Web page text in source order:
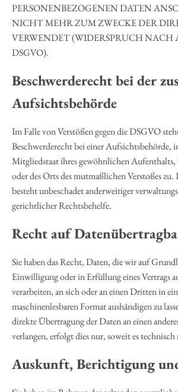
PERSONENBEZOGENEN DATEN
NICHT MEHR ZUM ZWECKE DER
VERWENDET (WIDERSPRUCH NACH
DSGVO).
Beschwerde­recht bei der
Aufsichts­behörde
Im Falle von Verstößen gegen die DSGVO
Beschwerderecht bei einer Aufsichtsbehörde,
Mitgliedstaat ihres gewöhnlichen Aufenthalts,
oder des Orts des mutmaßlichen Verstoßes zu.
besteht unbeschadet anderweitiger
gerichtlicher Rechtsbehelfe.
Recht auf
Sie haben das Recht, Daten, die wir auf
Einwilligung oder in Erfüllung eines Vertrags
verarbeiten, an sich oder an einen Dritten in
maschinenlesbaren Format aushändigen zu
direkte Übertragung der Daten an einen
verlangen, erfolgt dies nur, soweit es technisch
Auskunft, Berichtigung